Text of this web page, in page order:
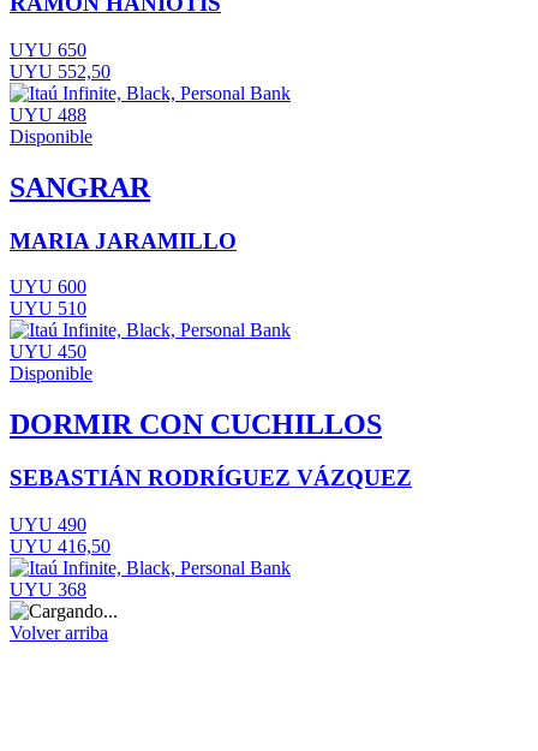
UYU 650
UYU 552,50
UYU 488
Disponible
SANGRAR
MARIA JARAMILLO
UYU 600
UYU 510
UYU 450
Disponible
DORMIR CON CUCHILLOS
SEBASTIÁN RODRÍGUEZ VÁZQUEZ
UYU 490
UYU 416,50
UYU 368
Volver arriba